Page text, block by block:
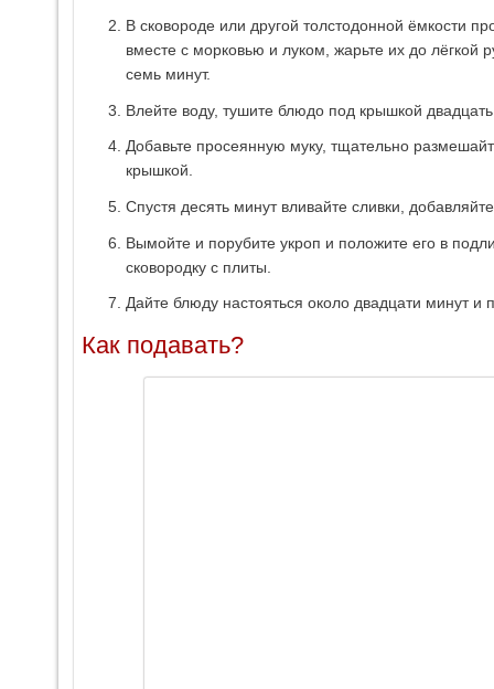
В сковороде или другой толстодонной ёмкости
вместе с морковью и луком, жарьте их до лёгкой
семь минут.
Влейте воду, тушите блюдо под крышкой
Добавьте просеянную муку, тщательно
крышкой.
Спустя десять минут вливайте сливки,
Вымойте и порубите укроп и положите его в
сковородку с плиты.
Дайте блюду настояться около двадцати минут и
Как подавать?